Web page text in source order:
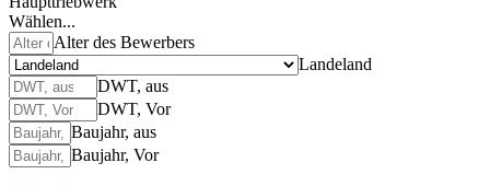
Wählen...
Alter des Bewerbers
Landeland
DWT, aus
DWT, Vor
Baujahr, aus
Baujahr, Vor